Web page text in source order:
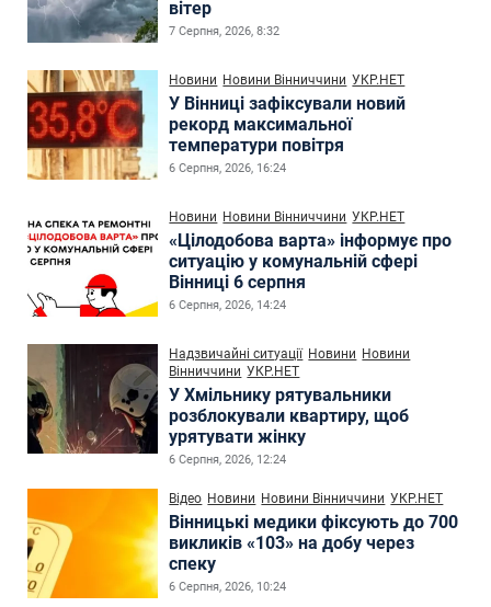
вітер
7 Серпня, 2026, 8:32
Новини Новини Вінниччини УКР.НЕТ
У Вінниці зафіксували новий
рекорд максимальної
температури повітря
6 Серпня, 2026, 16:24
Новини Новини Вінниччини УКР.НЕТ
«Цілодобова варта» інформує про
ситуацію у комунальній сфері
Вінниці 6 серпня
6 Серпня, 2026, 14:24
Надзвичайні ситуації Новини Новини
Вінниччини УКР.НЕТ
У Хмільнику рятувальники
розблокували квартиру, щоб
урятувати жінку
6 Серпня, 2026, 12:24
Відео Новини Новини Вінниччини УКР.НЕТ
Вінницькі медики фіксують до 700
викликів «103» на добу через
спеку
6 Серпня, 2026, 10:24